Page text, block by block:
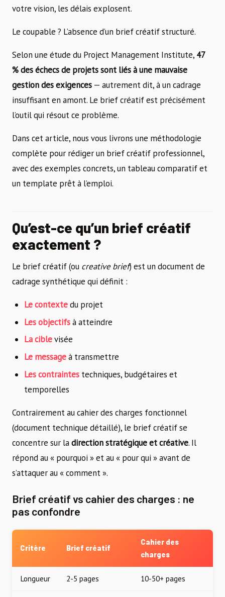
votre vision, les délais explosent.
Le coupable ? L’absence d’un brief créatif structuré.
Selon une étude du Project Management Institute, 47
% des échecs de projets sont liés à une mauvaise
gestion des exigences — autrement dit, à un cadrage
insuffisant en amont. Le brief créatif est précisément
l’outil qui résout ce problème.
Dans cet article, nous vous livrons une méthodologie
complète pour rédiger un brief créatif professionnel,
avec des exemples concrets, un tableau comparatif et
un template prêt à l’emploi.
Qu’est-ce qu’un brief créatif
exactement ?
Le brief créatif (ou creative brief) est un document de
cadrage synthétique qui définit :
Le contextedu projet
Les objectifsà atteindre
La ciblevisée
Le messageà transmettre
Les contraintes techniques, budgétaires et
temporelles
Contrairement au cahier des charges fonctionnel
(document technique détaillé), le brief créatif se
concentre sur ladirection stratégique et créative. Il
répond au « pourquoi » et au « pour qui » avant de
s’attaquer au « comment ».
Brief créatif vs cahier des charges : ne
pas confondre
Critère Brief créatif
Cahier des
charges
Longueur 2-5 pages 10-50+ pages